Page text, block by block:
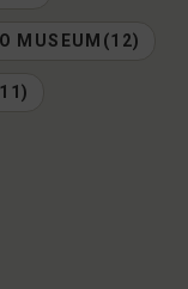
MUSEUM(12)